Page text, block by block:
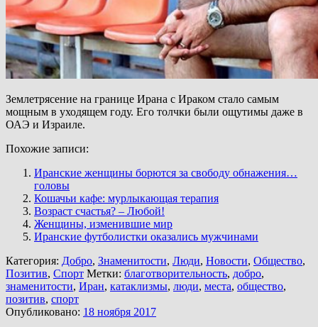
Землетрясение на границе Ирана с Ираком стало самым
мощным в уходящем году. Его толчки были ощутимы даже в
ОАЭ и Израиле.
Похожие записи:
Иранские женщины борются за свободу обнажения…
головы
Кошачьи кафе: мурлыкающая терапия
Возраст счастья? – Любой!
Женщины, изменившие мир
Иранские футболистки оказались мужчинами
Категория: Добро, Знаменитости, Люди, Новости, Общество,
Позитив, Спорт Метки: благотворительность, добро,
знаменитости, Иран, катаклизмы, люди, места, общество,
позитив, спорт
Опубликовано: 18 ноября 2017